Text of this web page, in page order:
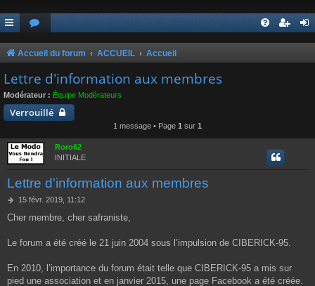
Accueil du forum ACCUEIL Accueil
Lettre d'information aux membres
Modérateur : Équipe Modérateurs
Verrouillé
1 message • Page 1 sur 1
Roro62
INITIALE
Lettre d'information aux membres
M
s
a
15 févr. 2019, 11:12
Cher membre, cher safraniste,
Le forum a été créé le 21 juin 2004 sous l’impulsion de CIBERICK-95.
En 2010, l’importance du forum était telle que CIBERICK-95 a mis sur
pied une association et en janvier 2015, une page Facebook a été créée.